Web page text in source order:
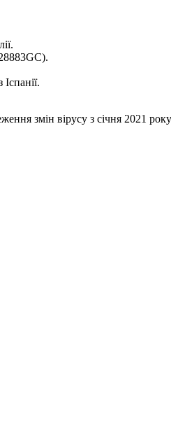
змін вірусу з січня 2021